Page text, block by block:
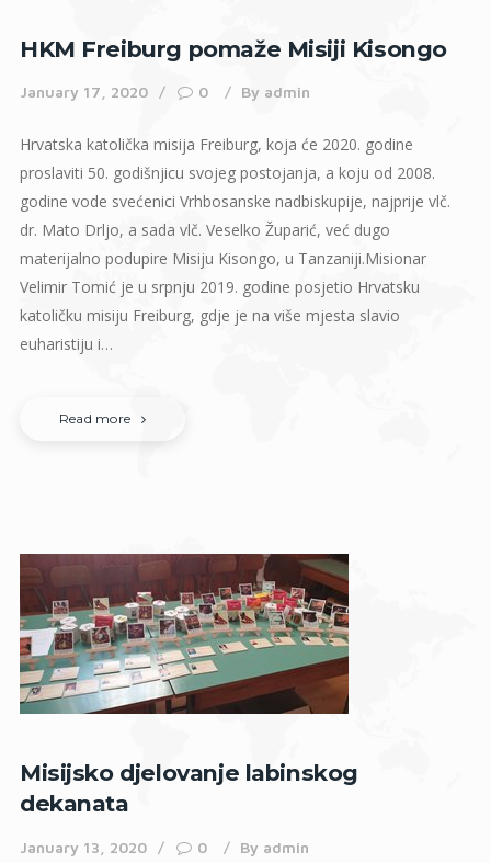
HKM Freiburg pomaže Misiji Kisongo
January 17, 2020 0 By admin
Hrvatska katolička misija Freiburg, koja će 2020. godine
proslaviti 50. godišnjicu svojeg postojanja, a koju od 2008.
godine vode svećenici Vrhbosanske nadbiskupije, najprije vlč.
dr. Mato Drljo, a sada vlč. Veselko Župarić, već dugo
materijalno podupire Misiju Kisongo, u Tanzaniji.Misionar
Velimir Tomić je u srpnju 2019. godine posjetio Hrvatsku
katoličku misiju Freiburg, gdje je na više mjesta slavio
euharistiju i…
Read more
Misijsko djelovanje labinskog
dekanata
January 13, 2020 0 By admin